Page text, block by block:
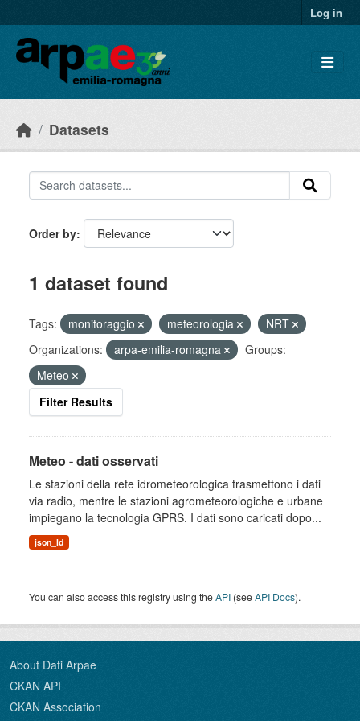
Log in
Datasets
Order by
1 dataset found
Tags: monitoraggio meteorologia
NRT
Organizations:
arpa-emilia-romagna
Groups:
Meteo
Filter Results
Meteo - dati osservati
Le stazioni della rete idrometeorologica trasmettono i dati
via radio, mentre le stazioni agrometeorologiche e urbane
impiegano la tecnologia GPRS. I dati sono caricati dopo...
json_ld
You can also access this registry using theAPI (seeAPI Docs).
About Dati Arpae
CKAN API
CKAN Association